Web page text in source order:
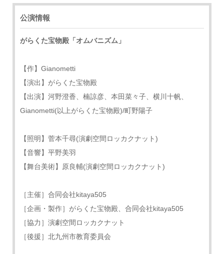
公演情報
がらくた宝物殿「オムバニズム」
【作】Gianometti
【演出】がらくた宝物殿
【出演】河野澄香、楠諒彦、本田菜々子、横川十帆、
Gianometti(以上がらくた宝物殿)/町野陽子
【照明】菅本千尋(演劇空間ロッカクナット)
【音響】平野美羽
【舞台美術】原良輔(演劇空間ロッカクナット)
［主催］合同会社kitaya505
［企画・製作］がらくた宝物殿、合同会社kitaya505
［協力］演劇空間ロッカクナット
［後援］北九州市教育委員会